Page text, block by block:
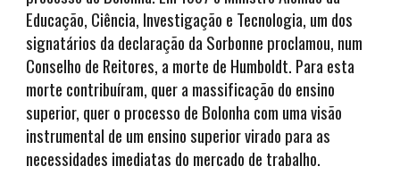
Educação, Ciência, Investigação e Tecnologia, um dos
signatários da declaração da Sorbonne proclamou, num
Conselho de Reitores, a morte de Humboldt. Para esta
morte contribuíram, quer a massificação do ensino
superior, quer o processo de Bolonha com uma visão
instrumental de um ensino superior virado para as
necessidades imediatas do mercado de trabalho.